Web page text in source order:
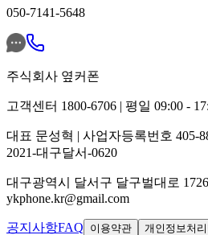
050-7141-5648
주식회사 옆커폰
고객센터 1800-6706 | 평일 09:00 -
대표 문성혁 | 사업자등록번호 405-
2021-대구달서-0620
대구광역시 달서구 달구벌대로
ykphone.kr@gmail.com
공지사항FAQ 이용약관 개인정보처